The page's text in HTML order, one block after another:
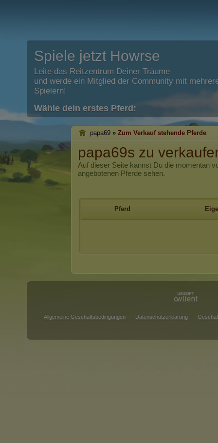
Spiele jetzt Howrse
Leite das Reitzentrum Deiner Träume
und werde ein Mitglied der Community mit
Spielern!
Wähle dein erstes Pferd:
papa69 » Zum Verkauf stehende Pferde
papa69s zu
Auf dieser Seite kannst Du die momentan
angebotenen Pferde sehen.
Pferd
Allgemeine Geschäftsbedingungen Datenschutzerklärung